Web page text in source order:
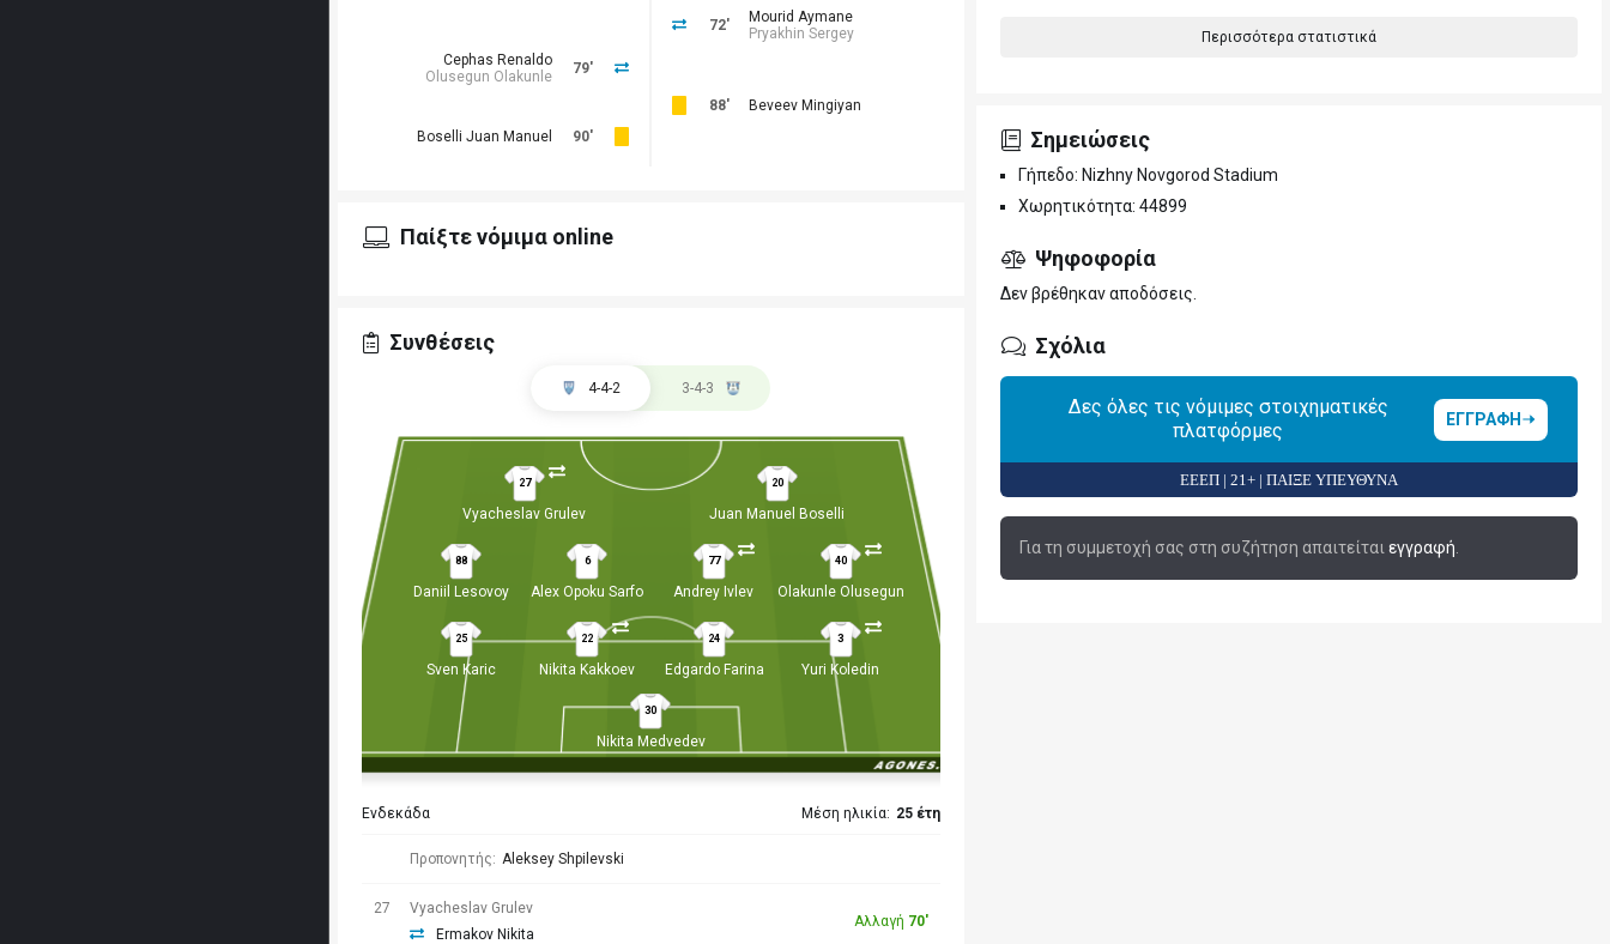
72'
Mourid Aymane
Pryakhin Sergey
79'
Cephas Renaldo
Olusegun Olakunle
88'
Beveev Mingiyan
90'
Boselli Juan Manuel
Παίξτε νόμιμα online
Συνθέσεις
4-4-2 3-4-3
27
Vyacheslav Grulev
20
Juan Manuel Boselli
88
Daniil Lesovoy
6
Alex Opoku Sarfo
77
Andrey Ivlev
40
Olakunle Olusegun
25
Sven Karic
22
Nikita Kakkoev
24
Edgardo Farina
3
Yuri Koledin
30
Nikita Medvedev
Ενδεκάδα Μέση ηλικία: 25 έτη
Προπονητής: Aleksey Shpilevski
27
Vyacheslav Grulev
Ermakov Nikita
Αλλαγή 70'
Περισσότερα στατιστικά
Σημειώσεις
Γήπεδο: Nizhny Novgorod Stadium
Χωρητικότητα: 44899
Ψηφοφορία
Δεν βρέθηκαν αποδόσεις.
Σχόλια
Δες όλες τις νόμιμες στοιχηματικές
πλατφόρμες
ΕΓΓΡΑΦΗ
ΕΕΕΠ | 21+ | ΠΑΙΞΕ ΥΠΕΥΘΥΝΑ
Για τη συμμετοχή σας στη συζήτηση απαιτείται εγγραφή